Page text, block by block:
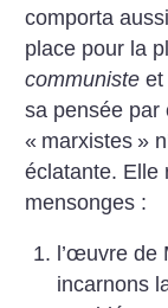
comporta
place pour la
communiste et
sa pensée par
« marxistes »
éclatante. Elle
mensonges :
l’œuvre de
incarnons